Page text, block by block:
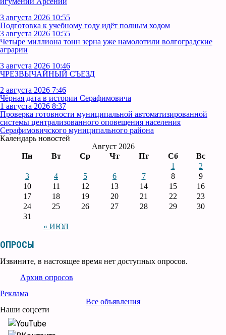
3 августа 2026 10:55
Подготовка к учебному году идёт полным ходом
3 августа 2026 10:55
Четыре миллиона тонн зерна уже намолотили волгоградские
аграрии
3 августа 2026 10:46
ЧРЕЗВЫЧАЙНЫЙ СЪЕЗД
2 августа 2026 7:46
Чёрная дата в истории Серафимовича
1 августа 2026 8:37
Проверка готовности муниципальной автоматизированной
системы централизованного оповещения населения
Серафимовичского муниципального района
Календарь новостей
Август 2026
Пн
Вт Ср Чт Пт Сб Вс
« ИЮЛ
1
2
3
4 5 6 7 8
9
10
11 12 13 14 15
16
17
18 19 20 21 22
23
24
25 26 27 28 29
30
31
ОПРОСЫ
Извините, в настоящее время нет доступных опросов.
Архив опросов
Реклама
Все объявления
Наши соцсети
YouTube